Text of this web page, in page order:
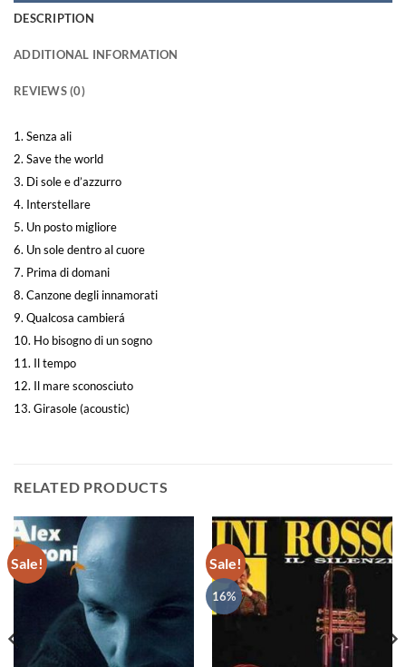
DESCRIPTION
ADDITIONAL INFORMATION
REVIEWS (0)
1. Senza ali
2. Save the world
3. Di sole e d’azzurro
4. Interstellare
5. Un posto migliore
6. Un sole dentro al cuore
7. Prima di domani
8. Canzone degli innamorati
9. Qualcosa cambierá
10. Ho bisogno di un sogno
11. Il tempo
12. Il mare sconosciuto
13. Girasole (acoustic)
RELATED PRODUCTS
Sale! Sale!
16%